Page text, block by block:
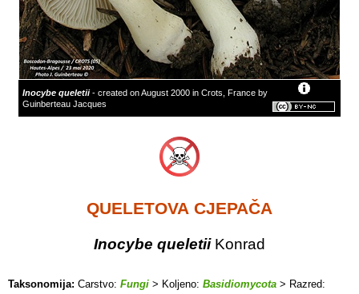
Inocybe queletii- created on August 2000 in Crots, France by
Guinberteau Jacques
QUELETOVA CJEPAČA
Inocybe queletii Konrad
Taksonomija: Carstvo: Fungi > Koljeno: Basidiomycota > Razred: